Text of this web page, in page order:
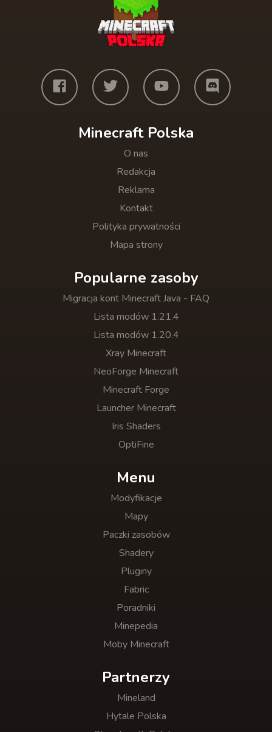
Minecraft Polska
O nas
Redakcja
Reklama
Kontakt
Polityka prywatności
Mapa strony
Popularne zasoby
Migracja kont Minecraft Java - FAQ
Lista modów 1.21.4
Lista modów 1.20.4
Xray Minecraft
NeoForge Minecraft
Minecraft Forge
Launcher Minecraft
Iris Shaders
OptiFine
Menu
Modyfikacje
Mapy
Paczki zasobów
Shadery
Pluginy
Fabric
Poradniki
Minepedia
Moby Minecraft
Partnerzy
Mineland
Hytale Polska